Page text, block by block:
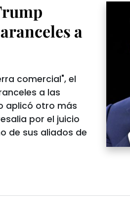
a
comercial", el
a las
aplicó otro más
por el juicio
de sus aliados de